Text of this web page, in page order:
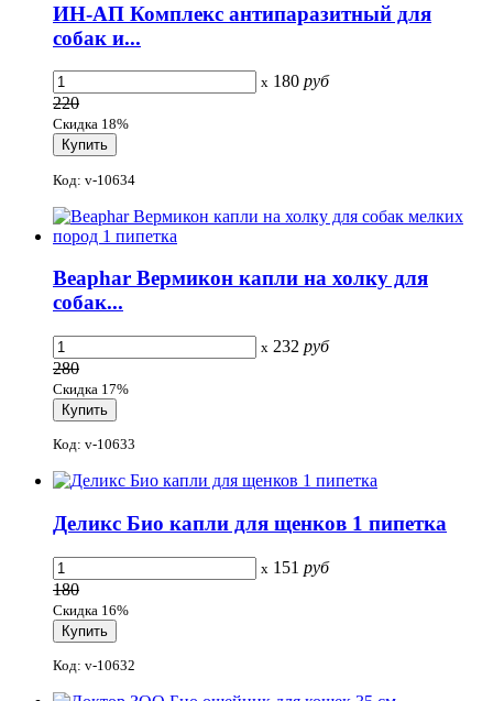
ИН-АП Комплекс антипаразитный для
собак и...
x 180 руб
220
Скидка 18%
Код: v-10634
Beaphar Вермикон капли на холку для
собак...
x 232 руб
280
Скидка 17%
Код: v-10633
Деликс Био капли для щенков 1 пипетка
x 151 руб
180
Скидка 16%
Код: v-10632